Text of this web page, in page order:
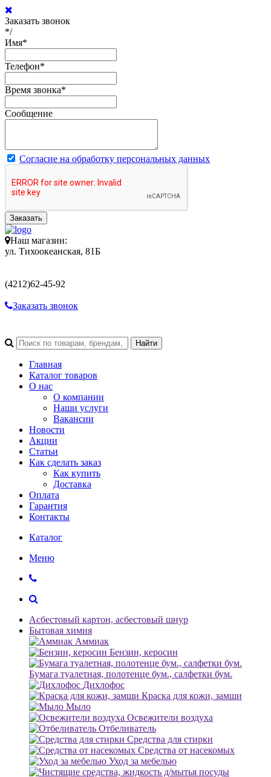
Заказать звонок
*/
Имя*
Телефон*
Время звонка*
Сообщение
Согласие на обработку персональных данных
Заказать
Наш магазин:
ул. Тихоокеанская, 81Б
(4212)62-45-92
Заказать звонок
Главная
Каталог товаров
О нас
О компании
Наши услуги
Вакансии
Новости
Акции
Статьи
Как сделать заказ
Как купить
Доставка
Оплата
Гарантия
Контакты
Каталог
Меню
Асбестовый картон, асбестовый шнур
Бытовая химия
Аммиак
Бензин, керосин
Бумага туалетная, полотенце бум., салфетки бум.
Дихлофос
Краска для кожи, замши
Мыло
Освежители воздуха
Отбеливатель
Средства для стирки
Средства от насекомых
Уход за мебелью